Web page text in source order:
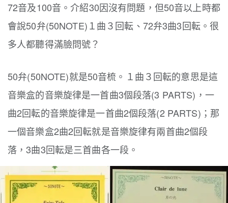
72音及100音。介紹30因沒有問題，但50音以上時都
會說50弁(50NOTE)１曲３回転、72弁3曲3回転。很
多人都聽得滿臉問號？
50弁(50NOTE)就是50音梳。１曲３回転的意思是這
音樂盒的音樂旋律是一首曲3個段落(3 PARTS)，一
曲2回転的音樂旋律是一首曲2個段落(2 PARTS)；那
一個音樂盒2曲2回転就是音樂旋律有兩首曲2個段
落，3曲3回転是三首曲各一段。